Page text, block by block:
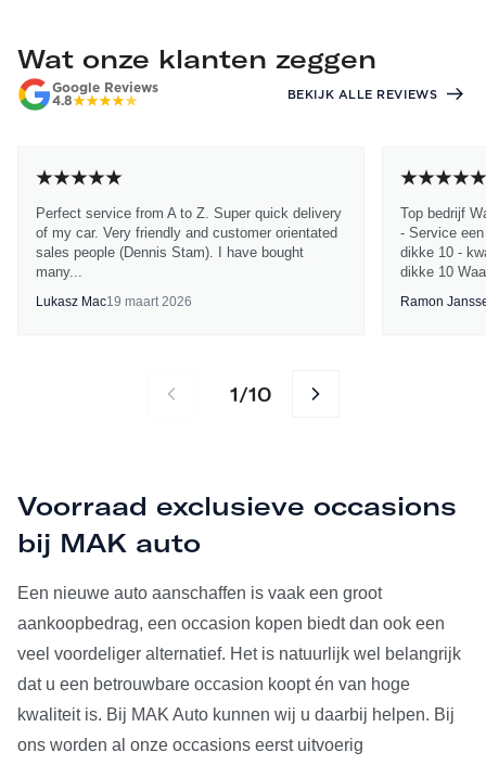
Wat onze klanten zeggen
Google Reviews
4.8
BEKIJK ALLE REVIEWS
Perfect service from A to Z. Super quick delivery
of my car. Very friendly and customer orientated
sales people (Dennis Stam). I have bought
many...
Lukasz Mac19 maart 2026
Top bedrijf
- Service
dikke 10 -
dikke 10
Ramon
1/10
Voorraad exclusieve occasions
bij MAK auto
Een nieuwe auto aanschaffen is vaak een groot
aankoopbedrag, een occasion kopen biedt dan ook een
veel voordeliger alternatief. Het is natuurlijk wel belangrijk
dat u een betrouwbare occasion koopt én van hoge
kwaliteit is. Bij MAK Auto kunnen wij u daarbij helpen. Bij
ons worden al onze occasions eerst uitvoerig